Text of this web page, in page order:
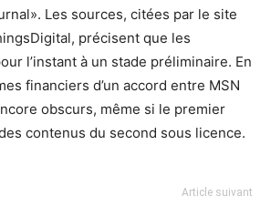
Les sources, citées par le site
précisent que les
l’instant à un stade préliminaire. En
financiers d’un accord entre MSN
obscurs, même si le premier
contenus du second sous licence.
Article suivant